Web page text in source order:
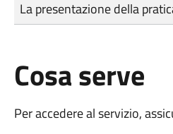
La presentazione della
Cosa serve
Per accedere al servizio,